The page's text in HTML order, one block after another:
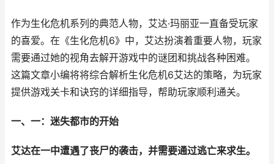
作为生化危机系列的典范人物，艾达·玛丽亚一直备受玩家
的喜爱。在《生化危机6》中，艾达扮演着重要人物，玩家
需要通过她的视角去解开游戏中的谜团和挑战各种困难。
这篇文章小编将将综合解析生化危机6艾达的策略，为玩家
提供游戏关卡和诀窍的详细指导，帮助玩家顺利通关。
一、一：迷失都市的开始
艾达在一中遭遇了丧尸的袭击，并需要通过逃亡来求生。